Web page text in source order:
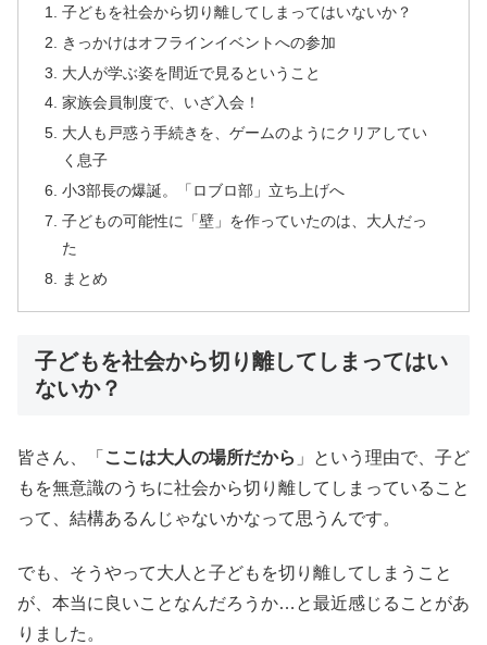
子どもを社会から切り離してしまってはいないか？
きっかけはオフラインイベントへの参加
大人が学ぶ姿を間近で見るということ
家族会員制度で、いざ入会！
大人も戸惑う手続きを、ゲームのようにクリアしてい
く息子
小3部長の爆誕。「ロブロ部」立ち上げへ
子どもの可能性に「壁」を作っていたのは、大人だっ
た
まとめ
子どもを社会から切り離してしまってはい
ないか？
皆さん、「 ここは⼤⼈の場所だから 」という理由で、⼦ど
もを無意識のうちに社会から切り離してしまっていること
って、結構あるんじゃないかなって思うんです。
でも、そうやって⼤⼈と⼦どもを切り離してしまうこと
が、本当に良いことなんだろうか…と最近感じることがあ
りました。